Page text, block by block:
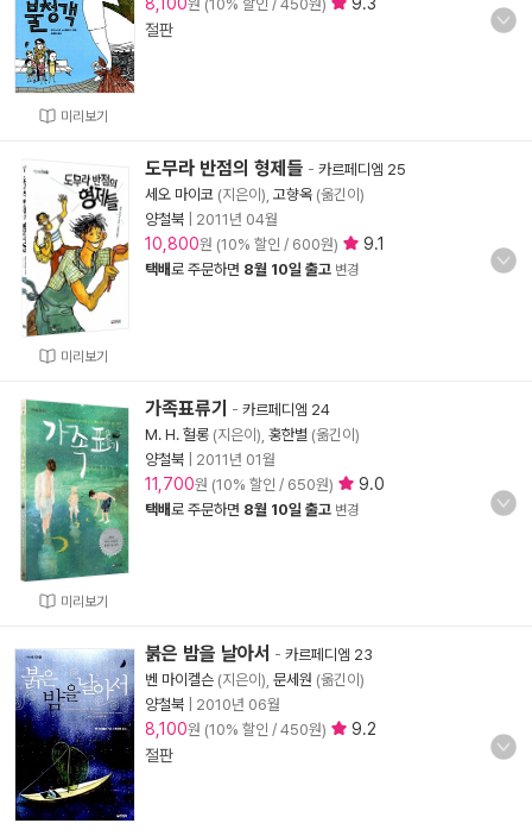
미리보기
원 (10% 할인 / 450원)
절판
미리보기
도무라 반점의 형제들 - 카르페디엠 25
세오 마이코 (지은이), 고향옥 (옮긴이)
양철북
2011년 04월
10,800원 (10% 할인 / 600원) 9.1
택배로 주문하면 8월 10일 출고 변경
미리보기
가족표류기 - 카르페디엠 24
M. H. 헐롱 (지은이), 홍한별 (옮긴이)
양철북
2011년 01월
11,700원 (10% 할인 / 650원) 9.0
택배로 주문하면 8월 10일 출고 변경
붉은 밤을 날아서 - 카르페디엠 23
벤 마이켈슨 (지은이), 문세원 (옮긴이)
양철북
2010년 06월
8,100원 (10% 할인 / 450원)
9.2
절판